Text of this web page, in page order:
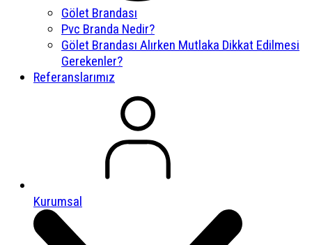
Gölet Brandası
Pvc Branda Nedir?
Gölet Brandası Alırken Mutlaka Dikkat Edilmesi
Gerekenler?
Referanslarımız
Kurumsal